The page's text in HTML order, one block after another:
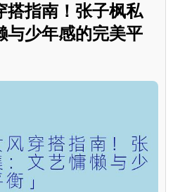
搭指南！张子枫私
与少年感的完美平